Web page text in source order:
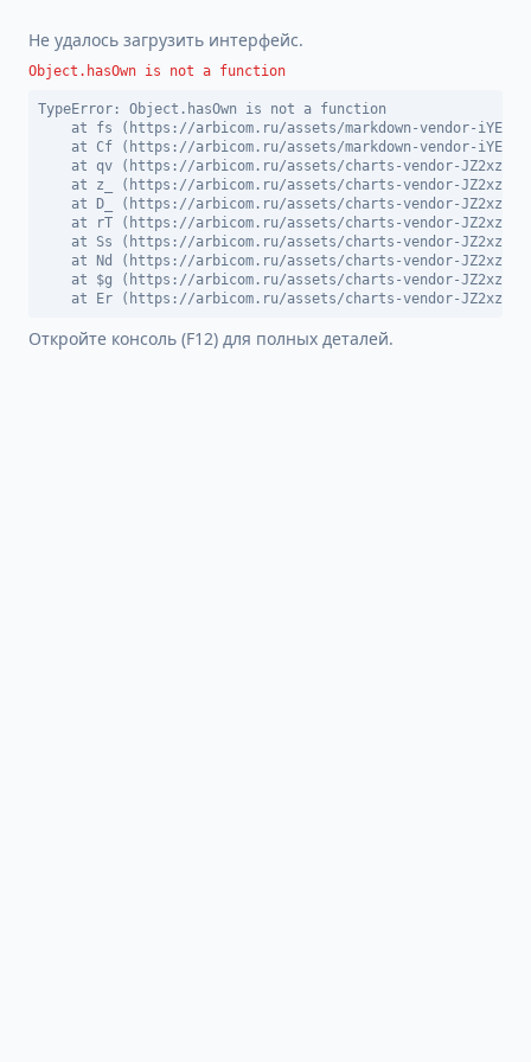
Не удалось загрузить интерфейс.
Object.hasOwn is not a function
TypeError: Object.hasOwn is not a function
at fs (https://arbicom.ru/assets/markdown-vendor-
at Cf (https://arbicom.ru/assets/markdown-vendor-
at qv (https://arbicom.ru/assets/charts-vendor-
at z_ (https://arbicom.ru/assets/charts-vendor-
at D_ (https://arbicom.ru/assets/charts-vendor-
at rT (https://arbicom.ru/assets/charts-vendor-
at Ss (https://arbicom.ru/assets/charts-vendor-
at Nd (https://arbicom.ru/assets/charts-vendor-
at $g (https://arbicom.ru/assets/charts-vendor-
at Er (https://arbicom.ru/assets/charts-vendor-
Откройте консоль (F12) для полных деталей.